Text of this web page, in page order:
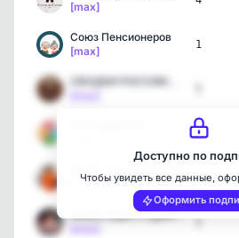
[max]
Союз Пенсионеров
[max]
1
1
[max]
5
Инвестиции Студента
2
Доступно по
Чтобы увидеть все данные,
Оформить